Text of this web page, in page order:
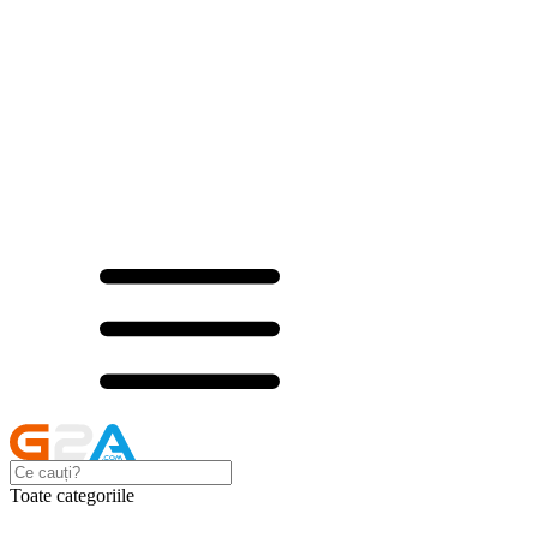
Toate categoriile